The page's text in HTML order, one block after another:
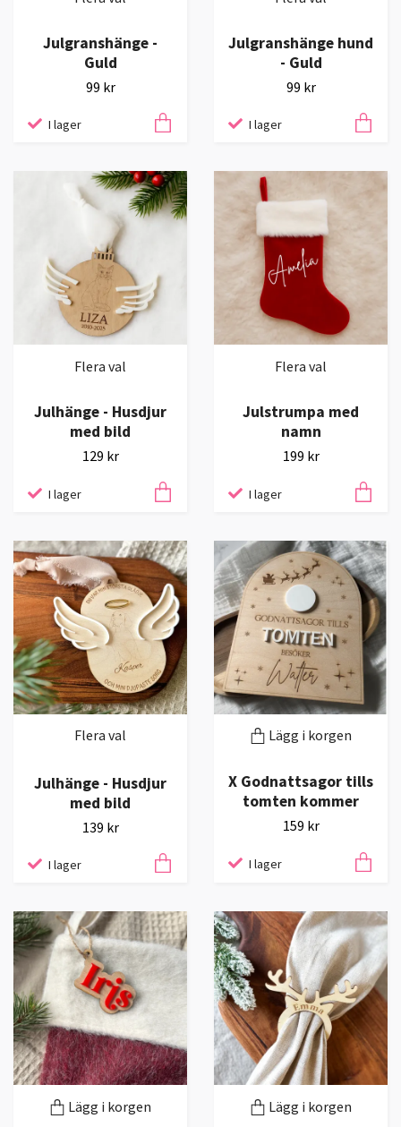
Julgranshänge -
Guld
99 kr
I lager
Julgranshänge hund
- Guld
99 kr
I lager
Flera val
Julhänge - Husdjur
med bild
129 kr
I lager
Flera val
Julstrumpa med
namn
199 kr
I lager
Flera val
Julhänge - Husdjur
med bild
139 kr
I lager
Lägg i korgen
X Godnattsagor tills
tomten kommer
159 kr
I lager
Lägg i korgen Lägg i korgen